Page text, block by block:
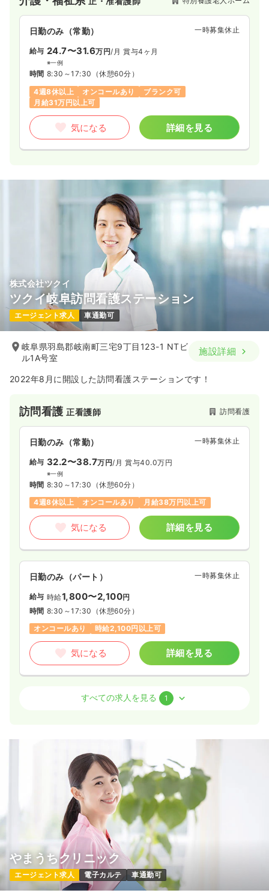
日勤のみ（常勤） 一時募集休止
給与 24.7〜31.6万円/月 賞与4ヶ月
※一例
時間 8:30～17:30 （休憩60分）
4週8休以上
オンコールあり
ブランク可
月給31万円以上可
気になる 詳細を見る
株式会社ツクイ
ツクイ岐阜訪問看護ステーション
エージェント求人 車通勤可
岐阜県羽島郡岐南町三宅9丁目123-1 NTビ
ル1A号室
施設詳細
2022年8月に開設した訪問看護ステーションです！
訪問看護正看護師 訪問看護
日勤のみ（常勤） 一時募集休止
給与 32.2〜38.7万円/月 賞与40.0万円
※一例
時間 8:30～17:30 （休憩60分）
4週8休以上
オンコールあり 月給38万円以上可
気になる 詳細を見る
日勤のみ（パート） 一時募集休止
給与 時給1,800〜2,100円
時間 8:30～17:30 （休憩60分）
オンコールあり
時給2,100円以上可
気になる 詳細を見る
正看護師 / 管理職
8:30～17:30
4週8休以上
オンコールあり 月給40万円以上可
気になる 詳細を見る
すべての求人を見る 1
やまうちクリニック
エージェント求人 電子カルテ 車通勤可